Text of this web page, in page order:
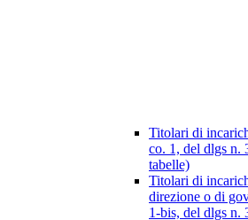
Titolari di
co. 1, del dlgs n.
tabelle)
Titolari di
direzione o di
1-bis, del dlgs n.